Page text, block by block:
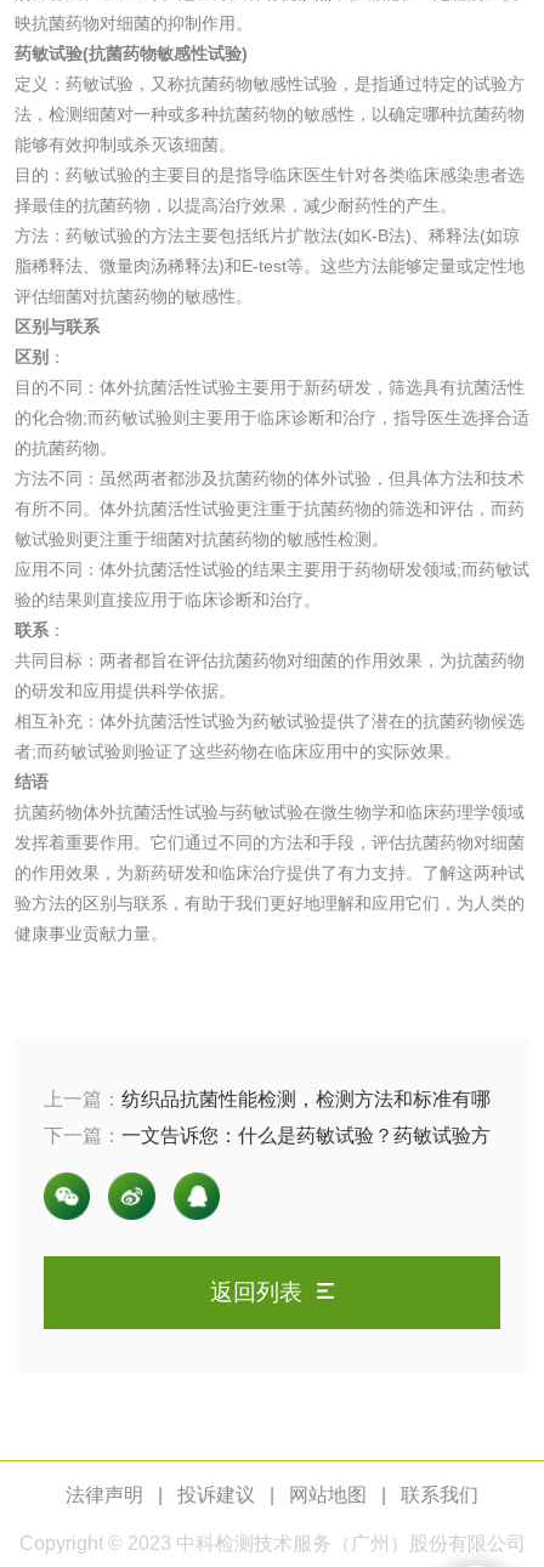
映抗菌药物对细菌的抑制作用。
药敏试验(抗菌药物敏感性试验)
定义：药敏试验，又称抗菌药物敏感性试验，是指通过特定的试验方
法，检测细菌对一种或多种抗菌药物的敏感性，以确定哪种抗菌药物
能够有效抑制或杀灭该细菌。
目的：药敏试验的主要目的是指导临床医生针对各类临床感染患者选
择最佳的抗菌药物，以提高治疗效果，减少耐药性的产生。
方法：药敏试验的方法主要包括纸片扩散法(如K-B法)、稀释法(如琼
脂稀释法、微量肉汤稀释法)和E-test等。这些方法能够定量或定性地
评估细菌对抗菌药物的敏感性。
区别与联系
区别 ：
目的不同：体外抗菌活性试验主要用于新药研发，筛选具有抗菌活性
的化合物;而药敏试验则主要用于临床诊断和治疗，指导医生选择合适
的抗菌药物。
方法不同：虽然两者都涉及抗菌药物的体外试验，但具体方法和技术
有所不同。体外抗菌活性试验更注重于抗菌药物的筛选和评估，而药
敏试验则更注重于细菌对抗菌药物的敏感性检测。
应用不同：体外抗菌活性试验的结果主要用于药物研发领域;而药敏试
验的结果则直接应用于临床诊断和治疗。
联系：
共同目标：两者都旨在评估抗菌药物对细菌的作用效果，为抗菌药物
的研发和应用提供科学依据。
相互补充：体外抗菌活性试验为药敏试验提供了潜在的抗菌药物候选
者;而药敏试验则验证了这些药物在临床应用中的实际效果。
结语
抗菌药物体外抗菌活性试验与药敏试验在微生物学和临床药理学领域
发挥着重要作用。它们通过不同的方法和手段，评估抗菌药物对细菌
的作用效果，为新药研发和临床治疗提供了有力支持。了解这两种试
验方法的区别与联系，有助于我们更好地理解和应用它们，为人类的
健康事业贡献力量。
上一篇： 纺织品抗菌性能检测，检测方法和标准有哪
些？
下一篇： 一文告诉您：什么是药敏试验？药敏试验方
法有哪些
返回列表
法律声明 投诉建议 网站地图 联系我们
Copyright © 2023 中科检测 技术服务（广州）股份有限公司
日化产品
花露水检测 蚊香液检测
清洗剂检测 日化产品毒理检测
水处理剂
水处理药剂检测
工业乳状氢氧化钙
检测
三氯异氰尿酸检测 磷酸二氢铵检测
活性炭
活性炭检测 煤质颗粒活性炭检
检测
化肥检测
化工试剂